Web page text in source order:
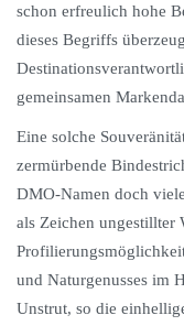
schon erfreulich hohe
dieses Begriffs
gemeinsamen
Eine solche
zermürbende
DMO-Namen doch
als Zeichen ungestillter
und Naturgenusses im
Unstrut, so die